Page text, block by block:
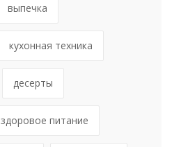
выпечка
кухонная техника
десерты
здоровое питание